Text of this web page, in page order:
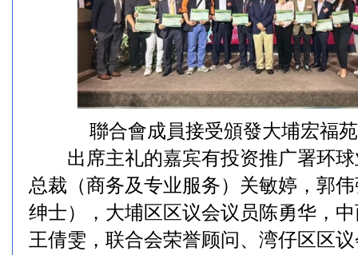
聯合會成員接受頒發大埔宏福
出席主礼的嘉宾有投资推广署环球
总裁（商务及专业服务）关敏婷，郭
绅士），大埔区区议会议员陈勇华，
王倩雯，联合会荣誉顾问、湾仔区区